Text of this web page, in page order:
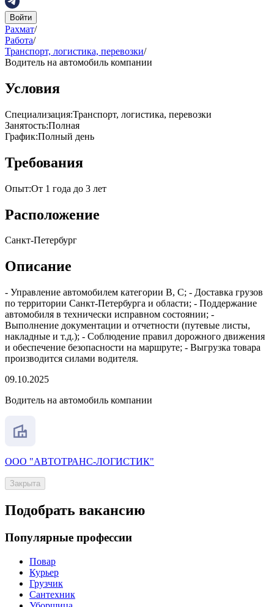
Войти
Рахмат/
Работа/
Транспорт, логистика, перевозки/
Водитель на автомобиль компании
Условия
Специализация:Транспорт, логистика, перевозки
Занятость:Полная
График:Полный день
Требования
Опыт:От 1 года до 3 лет
Расположение
Санкт-Петербург
Описание
- Управление автомобилем категории В, С; - Доставка грузов
по территории Санкт-Петербурга и области; - Поддержание
автомобиля в технически исправном состоянии; -
Выполнение документации и отчетности (путевые листы,
накладные и т.д.); - Соблюдение правил дорожного движения
и обеспечение безопасности на маршруте; - Выгрузка товара
производится силами водителя.
09.10.2025
Водитель на автомобиль компании
ООО "АВТОТРАНС-ЛОГИСТИК"
Закрыта
Подобрать вакансию
Популярные профессии
Повар
Курьер
Грузчик
Сантехник